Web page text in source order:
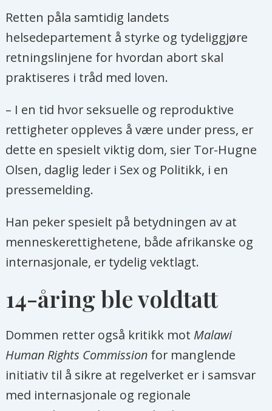
Retten påla samtidig landets
helsedepartement å styrke og tydeliggjøre
retningslinjene for hvordan abort skal
praktiseres i tråd med loven.
– I en tid hvor seksuelle og reproduktive
rettigheter oppleves å være under press, er
dette en spesielt viktig dom, sier Tor-Hugne
Olsen, daglig leder i Sex og Politikk, i en
pressemelding.
Han peker spesielt på betydningen av at
menneskerettighetene, både afrikanske og
internasjonale, er tydelig vektlagt.
14-åring ble voldtatt
Dommen retter også kritikk mot Malawi
Human Rights Commission for manglende
initiativ til å sikre at regelverket er i samsvar
med internasjonale og regionale